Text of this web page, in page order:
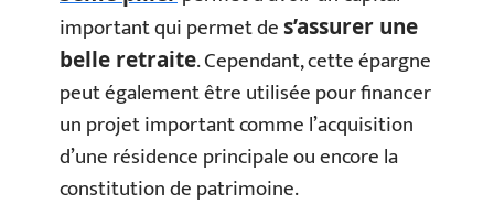
important qui permet des’assurer une
belle retraite. Cependant, cette épargne
peut également être utilisée pour financer
un projet important comme l’acquisition
d’une résidence principale ou encore la
constitution de patrimoine.